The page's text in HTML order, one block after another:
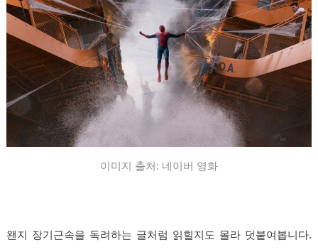
이미지 출처: 네이버 영화
왠지 장기근속을 독려하는 글처럼 읽힐지도 몰라 덧붙여봅니다.